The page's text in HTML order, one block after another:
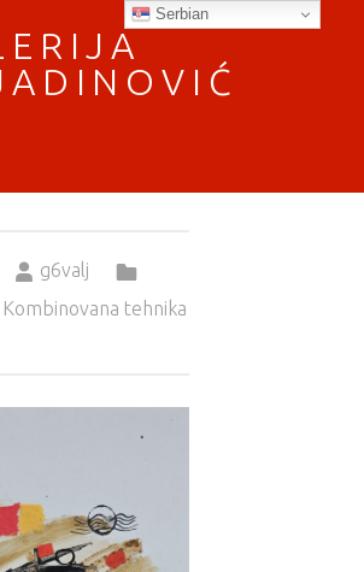
g6valj
Kombinovana tehnika
Serbian